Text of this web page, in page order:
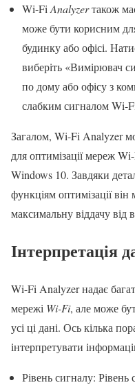
Wi-Fi Analyzerтакож
може бути корисним
будинку або офісі.
виберіть «Вимірювач
по дому або офісу з
слабким сигналом Wi-
Загалом, Wi-Fi Analyzer
для оптимізації мереж
Windows 10. Завдяки
функціям оптимізації
максимальну віддачу від
Інтерпретація
Wi-Fi Analyzer надає
мережі Wi-Fi, але може
усі ці дані. Ось кілька
інтерпретувати
Рівень сигналу: Рівень